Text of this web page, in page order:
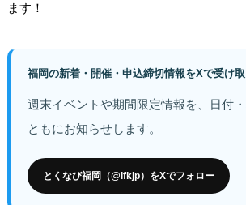
ます！
福岡の新着・開催・申込締切情報をXで受け
週末イベントや期間限定情報を、日付
ともにお知らせします。
とくなび福岡（@ifkjp）をXでフォロー